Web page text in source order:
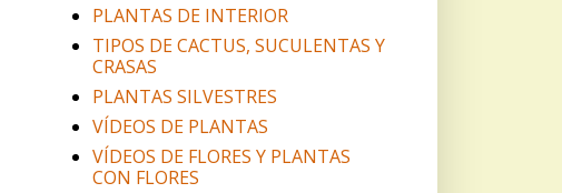
PLANTAS DE INTERIOR
TIPOS DE CACTUS, SUCULENTAS Y
CRASAS
PLANTAS SILVESTRES
VÍDEOS DE PLANTAS
VÍDEOS DE FLORES Y PLANTAS
CON FLORES